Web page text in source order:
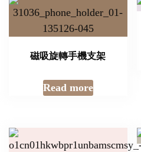
磁吸旋轉手機支架
Read more